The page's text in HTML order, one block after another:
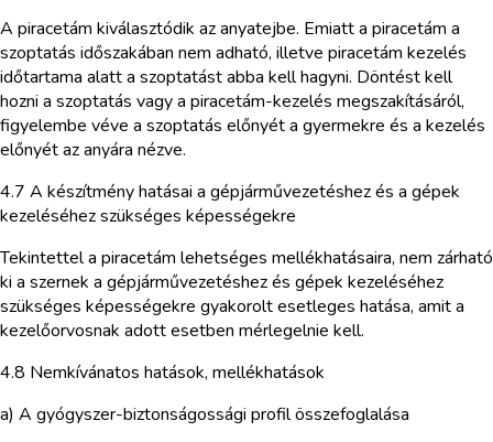
A piracetám kiválasztódik az anyatejbe. Emiatt a piracetám a
szoptatás időszakában nem adható, illetve piracetám kezelés
időtartama alatt a szoptatást abba kell hagyni. Döntést kell
hozni a szoptatás vagy a piracetám-kezelés megszakításáról,
figyelembe véve a szoptatás előnyét a gyermekre és a kezelés
előnyét az anyára nézve.
4.7 A készítmény hatásai a gépjárművezetéshez és a gépek
kezeléséhez szükséges képességekre
Tekintettel a piracetám lehetséges mellékhatásaira, nem zárható
ki a szernek a gépjárművezetéshez és gépek kezeléséhez
szükséges képességekre gyakorolt esetleges hatása, amit a
kezelőorvosnak adott esetben mérlegelnie kell.
4.8 Nemkívánatos hatások, mellékhatások
a) A gyógyszer-biztonságossági profil összefoglalása